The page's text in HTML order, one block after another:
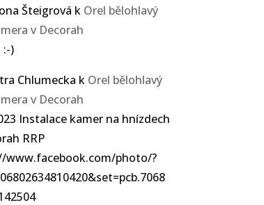
Šteigrová k Orel bělohlavý
v Decorah
:-)
Chlumecka k Orel bělohlavý
v Decorah
Instalace kamer na hnízdech
RRP
www.facebook.com/photo/?